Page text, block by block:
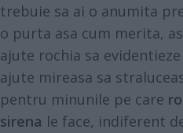
trebuie sa ai o anumita
o purta asa cum merita,
ajute rochia sa
ajute mireasa sa
pentru minunile pe care
sirena le face, indiferent